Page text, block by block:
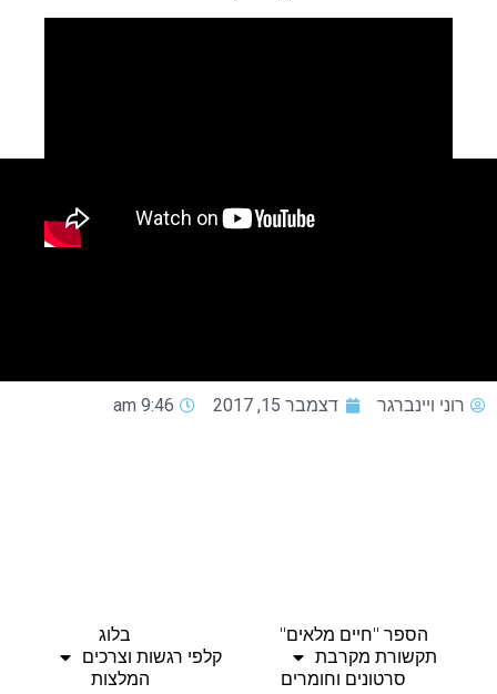
רוני ויינברגר דצמבר 15, 2017 9:46 am
הספר "חיים מלאים"
בלוג
תקשורת מקרבת
קלפי רגשות וצרכים
סרטונים וחומרים
המלצות